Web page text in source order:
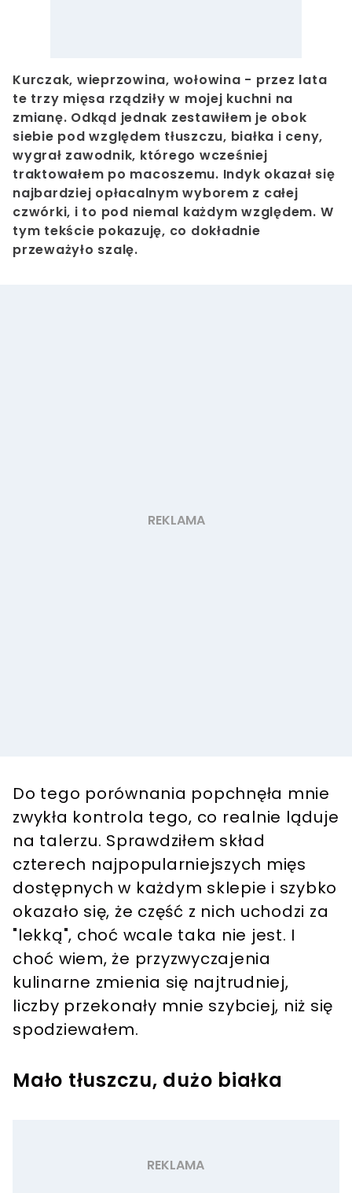
Kurczak, wieprzowina, wołowina - przez lata
te trzy mięsa rządziły w mojej kuchni na
zmianę. Odkąd jednak zestawiłem je obok
siebie pod względem tłuszczu, białka i ceny,
wygrał zawodnik, którego wcześniej
traktowałem po macoszemu. Indyk okazał się
najbardziej opłacalnym wyborem z całej
czwórki, i to pod niemal każdym względem. W
tym tekście pokazuję, co dokładnie
przeważyło szalę.
Do tego porównania popchnęła mnie
zwykła kontrola tego, co realnie ląduje
na talerzu. Sprawdziłem skład
czterech najpopularniejszych mięs
dostępnych w każdym sklepie i szybko
okazało się, że część z nich uchodzi za
"lekką", choć wcale taka nie jest. I
choć wiem, że przyzwyczajenia
kulinarne zmienia się najtrudniej,
liczby przekonały mnie szybciej, niż się
spodziewałem.
Mało tłuszczu, dużo białka